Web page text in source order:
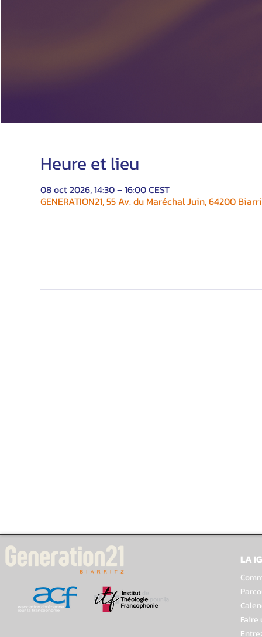
Heure et lieu
08 oct 2026, 14:30 – 16:00 CEST
GENERATION21, 55 Av. du Maréchal Juin, 64200
LA
Faire